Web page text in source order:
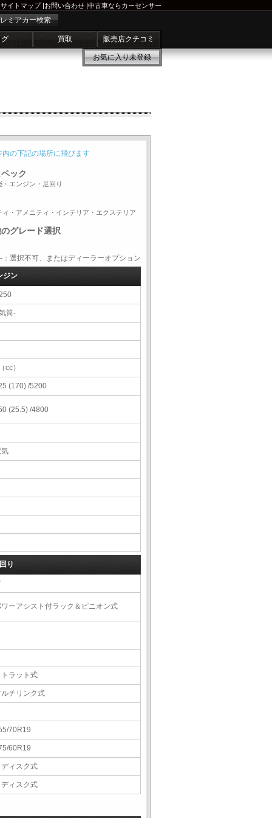
サイトマップ|お問い合わせ |中古車ならカーセンサー
ミアカー検索
買取 販売店クチコミ
お気に入り未登録
内の下記の場所に飛びます
ック
・エンジン・足回り
ィ・アメニティ・インテリア・エクステリア
グレード選択
択不可、またはディーラーオプション
ジン
筒-
cc）
(170) /5200
(25.5) /4800
気
り
ーアシスト付ラック＆ピニオン式
トラット式
ルチリンク式
70R19
60R19
ディスク式
ディスク式